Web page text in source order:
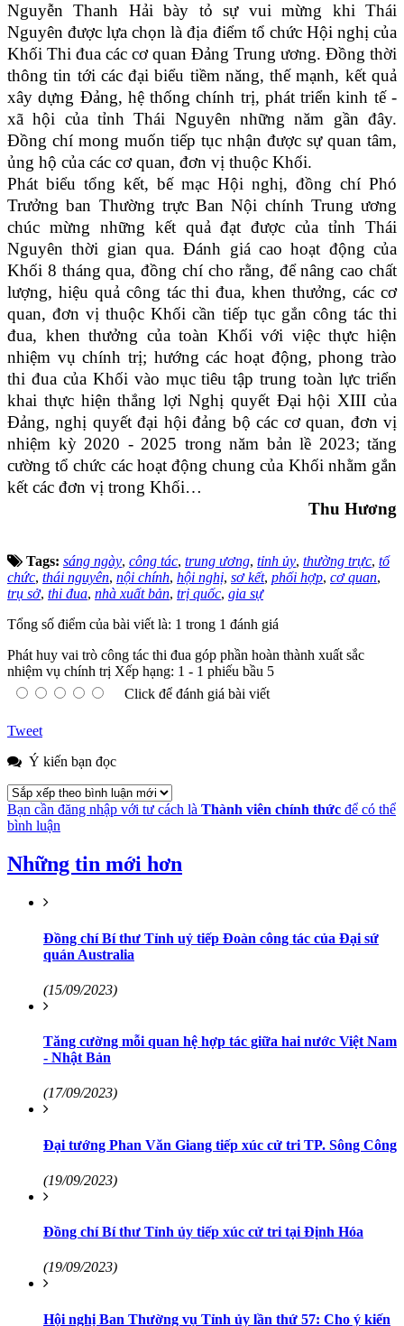
Nguyễn Thanh Hải bày tỏ sự vui mừng khi Thái
Nguyên được lựa chọn là địa điểm tổ chức Hội nghị của
Khối Thi đua các cơ quan Đảng Trung ương. Đồng thời
thông tin tới các đại biểu tiềm năng, thế mạnh, kết quả
xây dựng Đảng, hệ thống chính trị, phát triển kinh tế -
xã hội của tỉnh Thái Nguyên những năm gần đây.
Đồng chí mong muốn tiếp tục nhận được sự quan tâm,
ủng hộ của các cơ quan, đơn vị thuộc Khối.
Phát biểu tổng kết, bế mạc Hội nghị, đồng chí Phó
Trưởng ban Thường trực Ban Nội chính Trung ương
chúc mừng những kết quả đạt được của tỉnh Thái
Nguyên thời gian qua. Đánh giá cao hoạt động của
Khối 8 tháng qua, đồng chí cho rằng, để nâng cao chất
lượng, hiệu quả công tác thi đua, khen thưởng, các cơ
quan, đơn vị thuộc Khối cần tiếp tục gắn công tác thi
đua, khen thưởng của toàn Khối với việc thực hiện
nhiệm vụ chính trị; hướng các hoạt động, phong trào
thi đua của Khối vào mục tiêu tập trung toàn lực triển
khai thực hiện thắng lợi Nghị quyết Đại hội XIII của
Đảng, nghị quyết đại hội đảng bộ các cơ quan, đơn vị
nhiệm kỳ 2020 - 2025 trong năm bản lề 2023; tăng
cường tổ chức các hoạt động chung của Khối nhằm gắn
kết các đơn vị trong Khối…
Thu Hương
Tags: sáng ngày, công tác, trung ương, tỉnh ủy, thường trực, tổ
chức, thái nguyên, nội chính, hội nghị, sơ kết, phối hợp, cơ quan,
trụ sở, thi đua, nhà xuất bản, trị quốc, gia sự
Tổng số điểm của bài viết là: 1 trong 1 đánh giá
Phát huy vai trò công tác thi đua góp phần hoàn thành xuất sắc
nhiệm vụ chính trị Xếp hạng: 1 - 1 phiếu bầu 5
Click để đánh giá bài viết
Tweet
Ý kiến bạn đọc
Bạn cần đăng nhập với tư cách là Thành viên chính thức để có thể
bình luận
Những tin mới hơn
Đồng chí Bí thư Tỉnh uỷ tiếp Đoàn công tác của Đại sứ
quán Australia
(15/09/2023)
Tăng cường mỗi quan hệ hợp tác giữa hai nước Việt Nam
- Nhật Bản
(17/09/2023)
Đại tướng Phan Văn Giang tiếp xúc cử tri TP. Sông Công
(19/09/2023)
Đồng chí Bí thư Tỉnh ủy tiếp xúc cử tri tại Định Hóa
(19/09/2023)
Hội nghị Ban Thường vụ Tỉnh ủy lần thứ 57: Cho ý kiến